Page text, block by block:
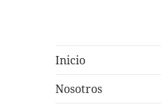
Inicio
Nosotros